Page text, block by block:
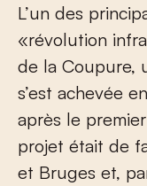
L’un des
«révolution
de la Coupure,
s’est achevée
après le
projet était de
et Bruges et,